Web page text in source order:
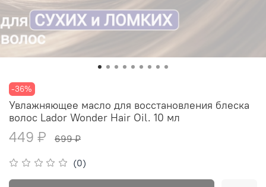
-36%
(0)
Увлажняющее масло для восстановления блеска
волос Lador Wonder Hair Oil. 10 мл
449 ₽ 699 ₽